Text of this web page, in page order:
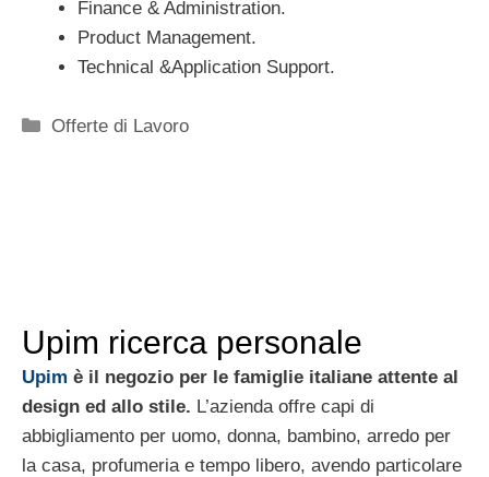
Finance & Administration.
Product Management.
Technical &Application Support.
Categorie
Offerte di Lavoro
Upim ricerca personale
Upim è il negozio per le famiglie italiane attente al
design ed allo stile. L’azienda offre capi di
abbigliamento per uomo, donna, bambino, arredo per
la casa, profumeria e tempo libero, avendo particolare